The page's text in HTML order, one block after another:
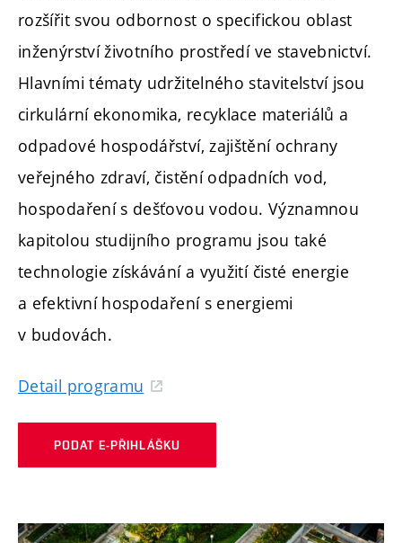
rozšířit svou odbornost o specifickou oblast
inženýrství životního prostředí ve stavebnictví.
Hlavními tématy udržitelného stavitelství jsou
cirkulární ekonomika, recyklace materiálů a
odpadové hospodářství, zajištění ochrany
veřejného zdraví, čistění odpadních vod,
hospodaření s dešťovou vodou. Významnou
kapitolou studijního programu jsou také
technologie získávání a využití čisté energie
a efektivní hospodaření s energiemi
v budovách.
Detail programu
PODAT E-PŘIHLÁŠKU